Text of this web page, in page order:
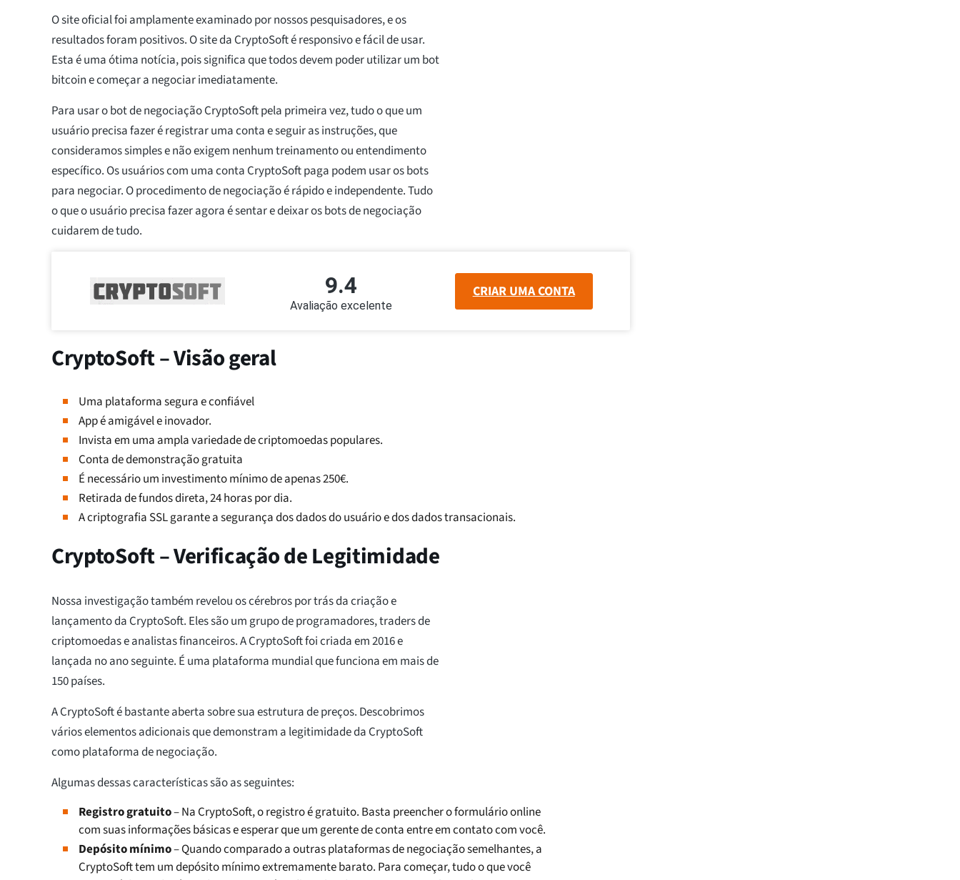
O site oficial foi amplamente examinado por nossos pesquisadores, e os
resultados foram positivos. O site da CryptoSoft é responsivo e fácil de usar.
Esta é uma ótima notícia, pois significa que todos devem poder utilizar um bot
bitcoin e começar a negociar imediatamente.
Para usar o bot de negociação CryptoSoft pela primeira vez, tudo o que um
usuário precisa fazer é registrar uma conta e seguir as instruções, que
consideramos simples e não exigem nenhum treinamento ou entendimento
específico. Os usuários com uma conta CryptoSoft paga podem usar os bots
para negociar. O procedimento de negociação é rápido e independente. Tudo
o que o usuário precisa fazer agora é sentar e deixar os bots de negociação
cuidarem de tudo.
9.4
Avaliação excelente
CRIAR UMA CONTA
CryptoSoft – Visão geral
Uma plataforma segura e confiável
App é amigável e inovador.
Invista em uma ampla variedade de criptomoedas populares.
Conta de demonstração gratuita
É necessário um investimento mínimo de apenas 250€.
Retirada de fundos direta, 24 horas por dia.
A criptografia SSL garante a segurança dos dados do usuário e dos dados transacionais.
CryptoSoft – Verificação de Legitimidade
Nossa investigação também revelou os cérebros por trás da criação e
lançamento da CryptoSoft. Eles são um grupo de programadores, traders de
criptomoedas e analistas financeiros. A CryptoSoft foi criada em 2016 e
lançada no ano seguinte. É uma plataforma mundial que funciona em mais de
150 países.
A CryptoSoft é bastante aberta sobre sua estrutura de preços. Descobrimos
vários elementos adicionais que demonstram a legitimidade da CryptoSoft
como plataforma de negociação.
Algumas dessas características são as seguintes:
Registro gratuito– Na CryptoSoft, o registro é gratuito. Basta preencher o formulário online
com suas informações básicas e esperar que um gerente de conta entre em contato com você.
Depósito mínimo– Quando comparado a outras plataformas de negociação semelhantes, a
CryptoSoft tem um depósito mínimo extremamente barato. Para começar, tudo o que você